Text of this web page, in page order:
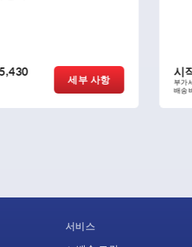
세부 사항
시
부가
배송
서비스